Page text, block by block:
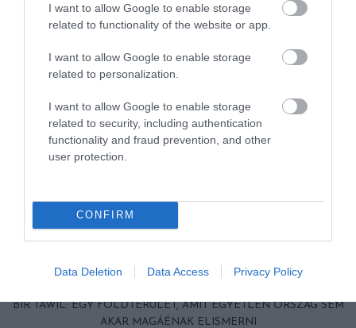
I want to allow Google to enable storage
related to functionality of the website or app.
I want to allow Google to enable storage
related to personalization.
I want to allow Google to enable storage
related to security, including authentication
functionality and fraud prevention, and other
user protection.
CONFIRM
Data Deletion Data Access Privacy Policy
BIR TAWIL: EGY FÖLDTERÜLET, AMIT EGYETLEN ORSZÁG SEM
AKAR MAGÁÉNAK ELISMERNI